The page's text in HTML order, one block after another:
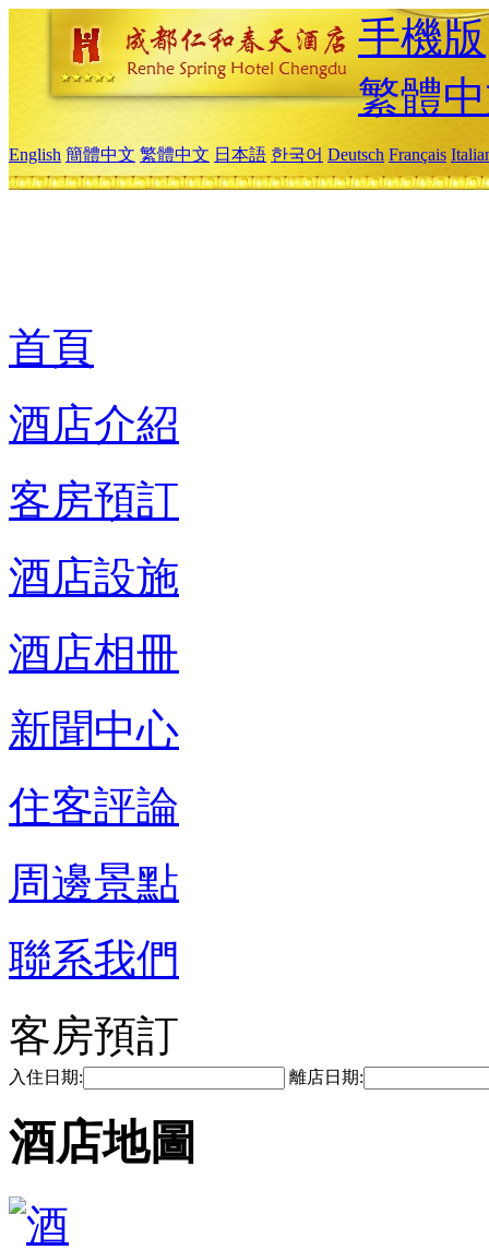
手機版
繁體
English 簡體中文 繁體中文 日本語 한국어 Deutsch Français
首頁
酒店介紹
客房預訂
酒店設施
酒店相冊
新聞中心
住客評論
周邊景點
聯系我們
客房預訂
入住日期: 離店日期:
酒店地圖